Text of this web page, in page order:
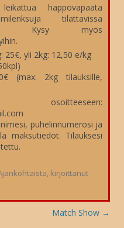
happovapaata
tilattavissa
Kysy myös
25€, yli 2kg: 12,50 e/kg
(max. 2kg tilauksille,
puhelinnumerosi ja
maksutiedot. Tilauksesi
, kirjoittanut
Match Show →